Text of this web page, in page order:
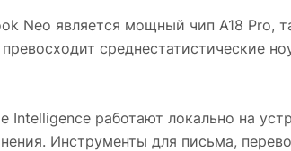
Neo является мощный чип A18 Pro,
среднестатистические
Intelligence работают локально на
Инструменты для письма,